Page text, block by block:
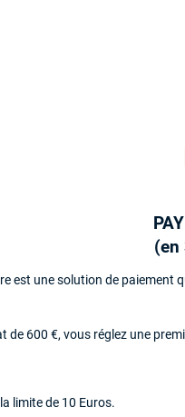
(en
est une solution de paiement
de 600 €, vous réglez une
limite de 10 Euros.